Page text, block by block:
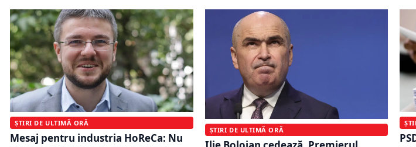
ȘTIRI DE ULTIMĂ ORĂ
Mesaj pentru industria HoReCa: Nu
ȘTIRI DE ULTIMĂ ORĂ